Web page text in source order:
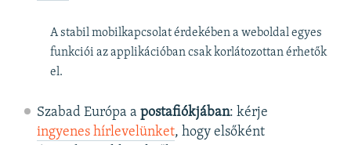
A stabil mobilkapcsolat érdekében a weboldal egyes
funkciói az applikációban csak korlátozottan érhetők
el.
Szabad Európa a postafiókjában: kérje
ingyenes hírlevelünket, hogy elsőként